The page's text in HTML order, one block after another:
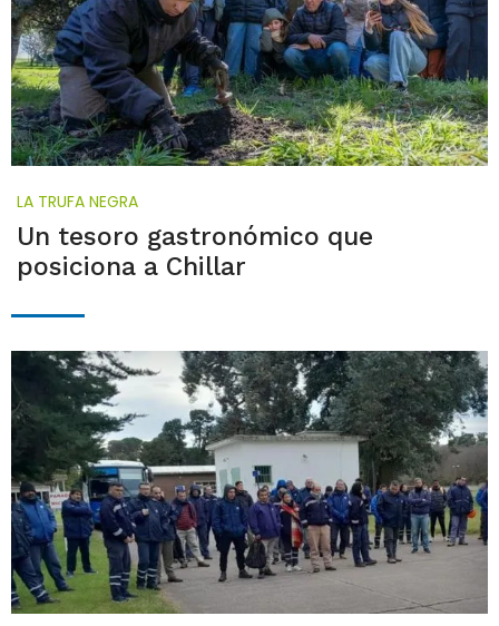
LA TRUFA NEGRA
Un tesoro gastronómico que
posiciona a Chillar